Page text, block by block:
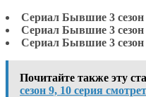
Сериал Бывшие 3 сезон
Сериал Бывшие 3 сезон
Сериал Бывшие 3 сезон
Почитайте также эту
сезон 9, 10 серия